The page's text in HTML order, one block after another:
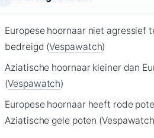
Europese hoornaar niet agressief
bedreigd (Vespawatch)
Aziatische hoornaar kleiner dan
(Vespawatch)
Europese hoornaar heeft rode
Aziatische gele poten